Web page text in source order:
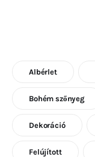
Albérlet
Bohém szőnyeg
Dekoráció
Felújított